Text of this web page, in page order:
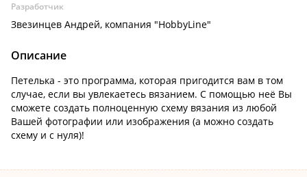
Разработчик
Звезинцев Андрей, компания "HobbyLine"
Описание
Петелька - это программа, которая пригодится вам в том
случае, если вы увлекаетесь вязанием. С помощью неё Вы
сможете создать полноценную схему вязания из любой
Вашей фотографии или изображения (а можно создать
схему и с нуля)!